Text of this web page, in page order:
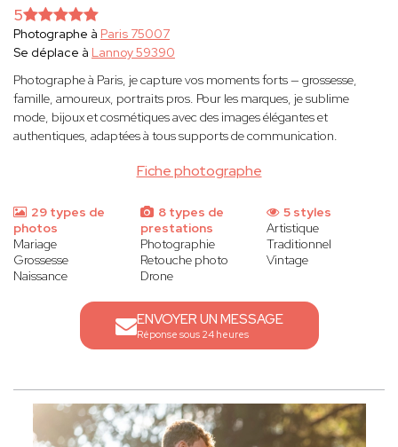
Fiche photographe
5
Photographe à Paris 75007
Se déplace à Lannoy 59390
Photographe à Paris, je capture vos moments forts — grossesse,
famille, amoureux, portraits pros. Pour les marques, je sublime
mode, bijoux et cosmétiques avec des images élégantes et
authentiques, adaptées à tous supports de communication.
29 types de
photos
Mariage
Grossesse
Naissance
8 types de
prestations
Photographie
Retouche photo
Drone
5 styles
Artistique
Traditionnel
Vintage
ENVOYER UN MESSAGE
Réponse sous 24 heures